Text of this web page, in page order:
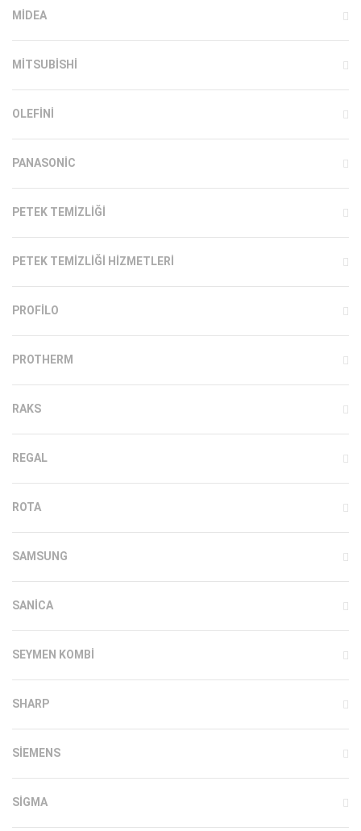
MIDEA
MITSUBISHI
OLEFINI
PANASONIC
PETEK TEMIZLIĞI
PETEK TEMIZLIĞI HIZMETLERI
PROFILO
PROTHERM
RAKS
REGAL
ROTA
SAMSUNG
SANICA
SEYMEN KOMBI
SHARP
SIEMENS
SIGMA